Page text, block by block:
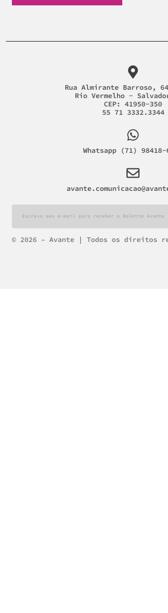
Rua Almirante Barroso,
Rio Vermelho -
CEP: 41950-350
55 71 3332.3344
Whatsapp (71) 98418-
Alternative:
© 2026 – Avante | Todos os direitos